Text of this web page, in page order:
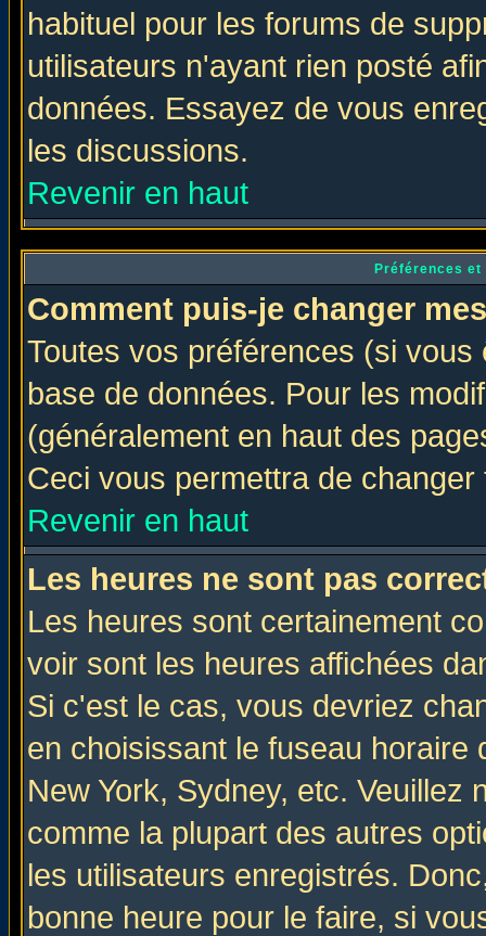
habituel pour les forums de
utilisateurs n'ayant rien posté
données. Essayez de vous
les discussions.
Revenir en haut
Préférences
Comment puis-je changer
Toutes vos préférences (si
base de données. Pour les
(généralement en haut des
Ceci vous permettra de
Revenir en haut
Les heures ne sont pas
Les heures sont certainement
voir sont les heures affichées
Si c'est le cas, vous devriez
en choisissant le fuseau
New York, Sydney, etc. Veuillez
comme la plupart des autres
les utilisateurs enregistrés.
bonne heure pour le faire, si